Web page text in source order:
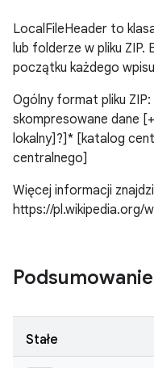
LocalFileHeader to
lub folderze w pliku ZIP.
początku każdego
Ogólny format pliku ZIP:
skompresowane dane
lokalny]?]* [katalog
centralnego]
Więcej informacji
https://pl.wikipedia.org/
Podsumowanie
Stałe